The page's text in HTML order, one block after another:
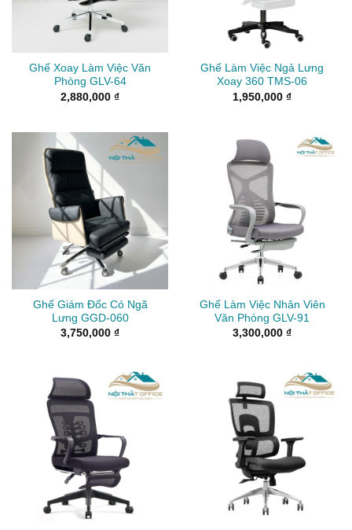
Ghế Xoay Làm Việc Văn
Phòng GLV-64
2,880,000 ₫
Ghế Làm Việc Ngả Lưng
Xoay 360 TMS-06
1,950,000 ₫
Ghế Giám Đốc Có Ngã
Lưng GGD-060
3,750,000 ₫
Ghế Làm Việc Nhân Viên
Văn Phòng GLV-91
3,300,000 ₫